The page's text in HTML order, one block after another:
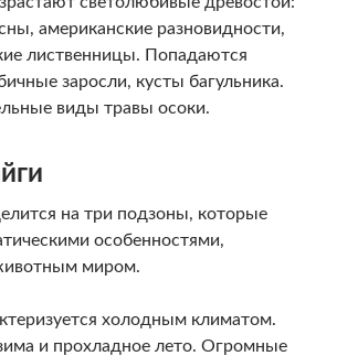
американские разновидности,
лиственницы. Попадаются
заросли, кусты багульника.
виды травы осоки.
на три подзоны, которые
особенностями,
миром.
холодным климатом.
и прохладное лето. Огромные